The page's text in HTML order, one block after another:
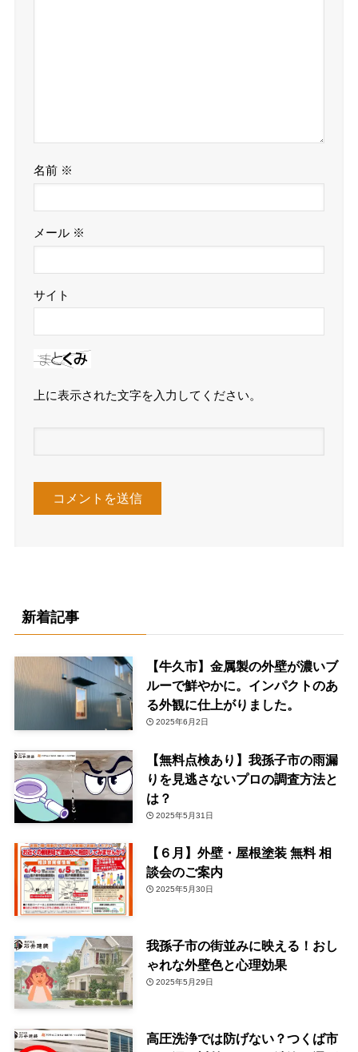
名前 ※
メール ※
サイト
上に表示された文字を入力してください。
新着記事
【牛久市】金属製の外壁が濃いブ
ルーで鮮やかに。インパクトのあ
る外観に仕上がりました。
2025年6月2日
【無料点検あり】我孫子市の雨漏
りを見逃さないプロの調査方法と
は？
2025年5月31日
【６月】外壁・屋根塗装 無料 相
談会のご案内
2025年5月30日
我孫子市の街並みに映える！おし
ゃれな外壁色と心理効果
2025年5月29日
高圧洗浄では防げない？つくば市